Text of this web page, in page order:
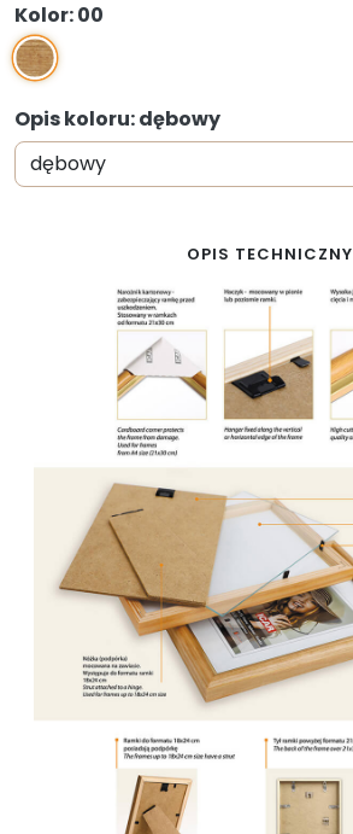
Kolor: 00
00
Opis koloru: dębowy
OPIS TECHNICZNY